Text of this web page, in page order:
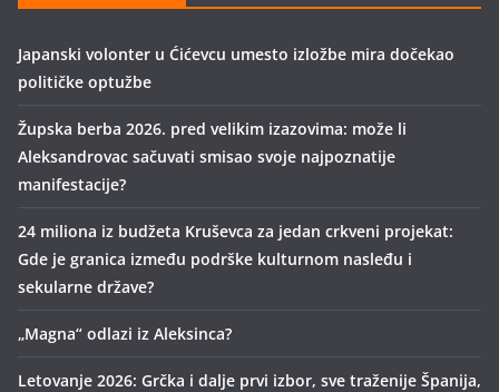
Japanski volonter u Ćićevcu umesto izložbe mira dočekao
političke optužbe
Župska berba 2026. pred velikim izazovima: može li
Aleksandrovac sačuvati smisao svoje najpoznatije
manifestacije?
24 miliona iz budžeta Kruševca za jedan crkveni projekat:
Gde je granica između podrške kulturnom nasleđu i
sekularne države?
„Magna“ odlazi iz Aleksinca?
Letovanje 2026: Grčka i dalje prvi izbor, sve traženije Španija,